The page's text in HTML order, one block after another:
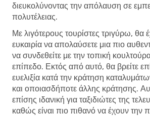
διευκολύνοντας την απόλαυση σε
πολυτέλειας.
Με λιγότερους τουρίστες τριγύρω, θα
ευκαιρία να απολαύσετε μια πιο
να συνδεθείτε με την τοπική
επίπεδο. Εκτός από αυτό, θα βρείτε
ευελιξία κατά την κράτηση
και οποιασδήποτε άλλης κράτησης.
επίσης ιδανική για ταξιδιώτες της
καθώς είναι πιο πιθανό να έχουν την